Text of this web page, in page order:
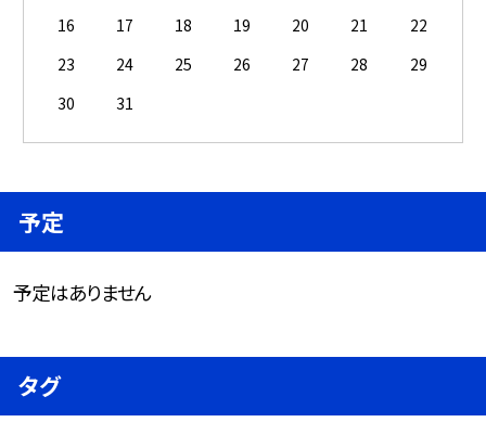
16
17 18 19 20 21
22
23
24 25 26 27 28
29
30
31
予定
予定はありません
タグ